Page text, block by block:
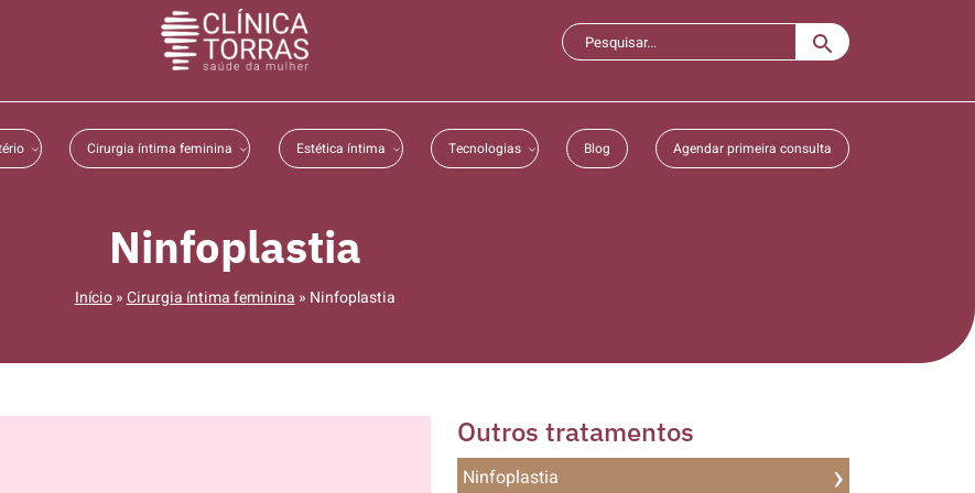
Cirurgia íntima feminina Estética íntima Tecnologias Blog Agendar primeira consulta
Ninfoplastia
Início»Cirurgia íntima feminina » Ninfoplastia
Outros tratamentos
Ninfoplastia